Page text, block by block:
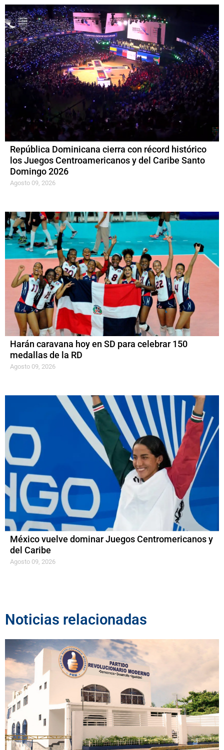
República Dominicana cierra con récord histórico
los Juegos Centroamericanos y del Caribe Santo
Domingo 2026
Agosto 09, 2026
Harán caravana hoy en SD para celebrar 150
medallas de la RD
Agosto 09, 2026
México vuelve dominar Juegos Centromericanos y
del Caribe
Agosto 09, 2026
Noticias relacionadas